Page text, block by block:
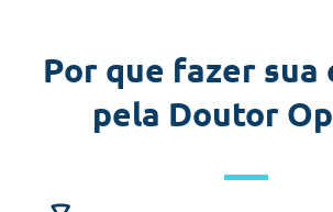
Por que fazer sua
pela Doutor